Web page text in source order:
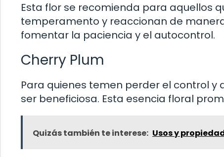
Esta flor se recomienda para aquellos
temperamento y reaccionan de
fomentar la paciencia y el autocontrol.
Cherry Plum
Para quienes temen perder el control
ser beneficiosa. Esta esencia floral
Quizás también te interese: Usos y